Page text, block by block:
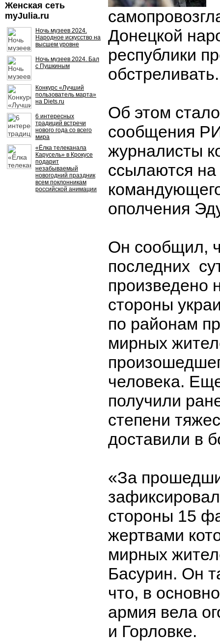
Женская сеть
myJulia.ru
Ночь музеев 2024.
Народное искусство на
высшем уровне
Ночь музеев 2024. Бал
с Пушкиным
Конкурс «Лучший
пользователь марта»
на Diets.ru
6 интересных
традиций встречи
нового года со всего
мира
«Ёлка телеканала
Карусель» в Крокусе
подарит
незабываемый
новогодний праздник
всем поклонникам
российской анимации
Донецкой
республики
обстреливать.
Об этом
сообщения
журналисты
ссылаются на
ополчения
Он сообщил,
последних
произведено
стороны
по районам
мирных
человека.
получили
степени
доставили в
«За
стороны 15
жертвами
мирных
Басурин. Он
что, в
армия вела
и Горловке.